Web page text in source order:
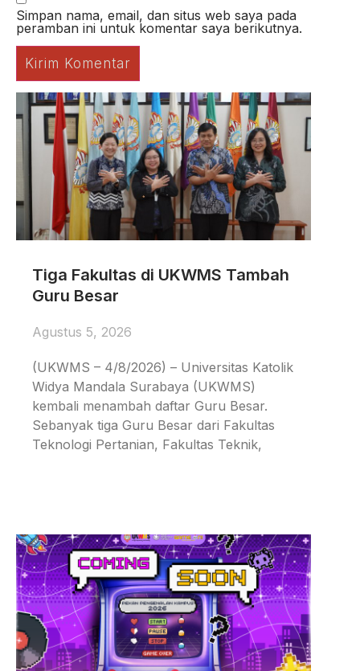
Simpan nama, email, dan situs web saya pada
peramban ini untuk komentar saya berikutnya.
Tiga Fakultas di UKWMS Tambah
Guru Besar
Agustus 5, 2026
(UKWMS – 4/8/2026) – Universitas Katolik
Widya Mandala Surabaya (UKWMS)
kembali menambah daftar Guru Besar.
Sebanyak tiga Guru Besar dari Fakultas
Teknologi Pertanian, Fakultas Teknik,